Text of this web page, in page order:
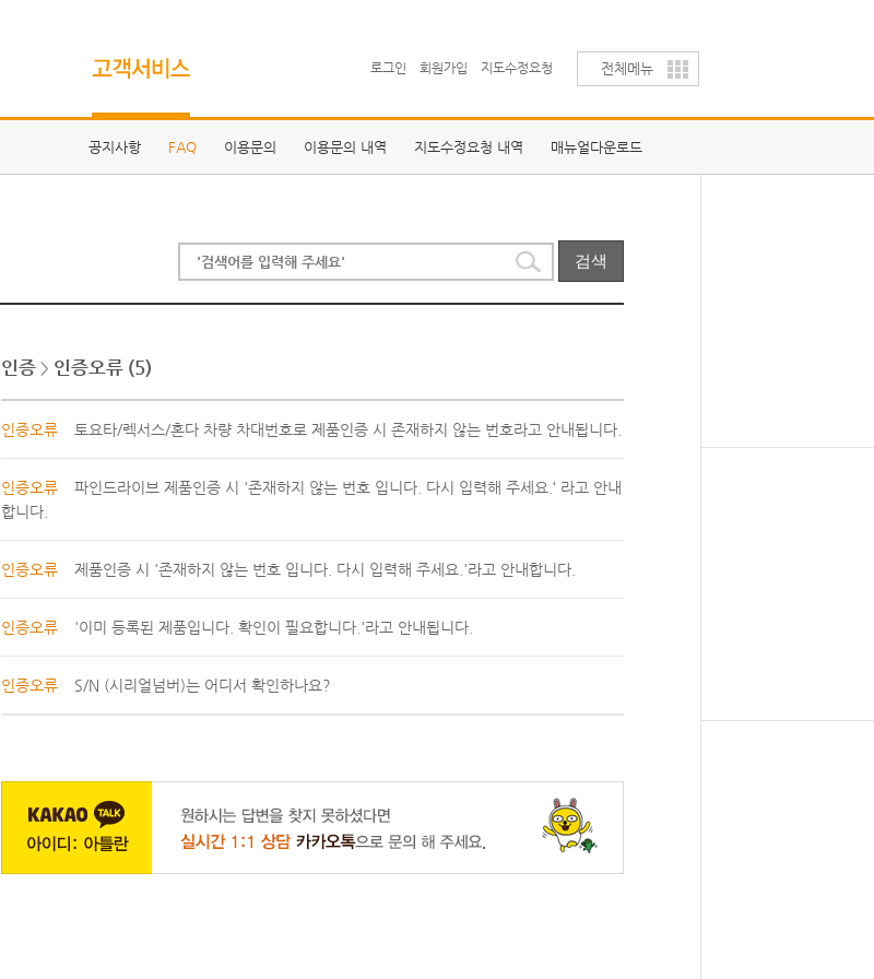
공지사항 FAQ 이용문의 이용문의 내역 지도수정요청 내역 매뉴얼다운로드
로그인 회원가입 지도수정요청 전체메뉴
인증> 인증오류 (5)
인증오류 토요타/렉서스/혼다 차량 차대번호로 제품인증 시 존재하지 않는 번호라고 안내됩니다.
인증오류
파인드라이브 제품인증 시 '존재하지 않는 번호 입니다. 다시 입력해 주세요.‘ 라고 안내
합니다.
인증오류 제품인증 시 '존재하지 않는 번호 입니다. 다시 입력해 주세요.'라고 안내합니다.
인증오류 '이미 등록된 제품입니다. 확인이 필요합니다.'라고 안내됩니다.
인증오류 S/N (시리얼넘버)는 어디서 확인하나요?